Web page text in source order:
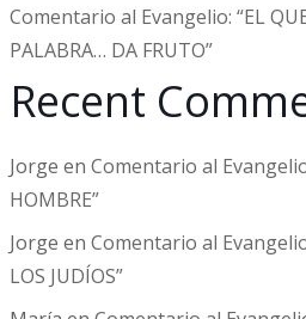
Comentario al Evangelio: “EL
PALABRA… DA FRUTO”
Recent
Jorge en Comentario al
HOMBRE”
Jorge en Comentario al Evangelio:
LOS JUDÍOS”